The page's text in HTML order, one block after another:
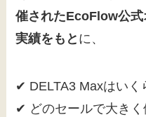
催されたEcoFlow公
実績をもと に、
✔ DELTA3 Maxはいく
✔ どのセールで大き